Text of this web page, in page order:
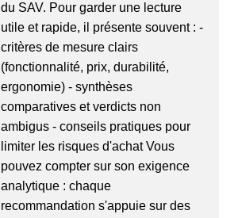
du SAV. Pour garder une lecture
utile et rapide, il présente souvent : -
critères de mesure clairs
(fonctionnalité, prix, durabilité,
ergonomie) - synthèses
comparatives et verdicts non
ambigus - conseils pratiques pour
limiter les risques d'achat Vous
pouvez compter sur son exigence
analytique : chaque
recommandation s'appuie sur des